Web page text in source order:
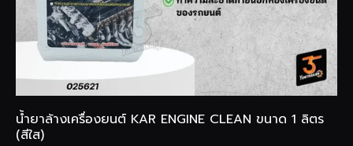
น้ำยาล้างเครื่องยนต์ KAR ENGINE CLEAN ขนาด 1 ลิตร
(สีใส)